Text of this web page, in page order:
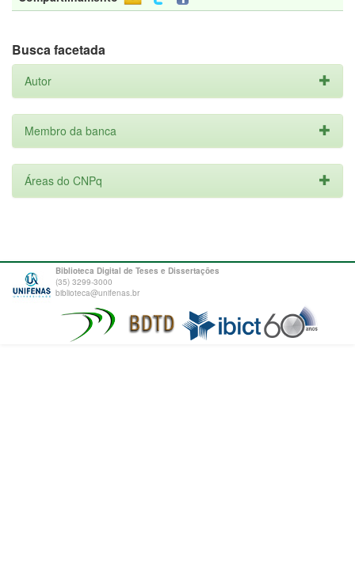
Busca facetada
Autor
Membro da banca
Áreas do CNPq
Biblioteca Digital de Teses e Dissertações
(35) 3299-3000
biblioteca@unifenas.br